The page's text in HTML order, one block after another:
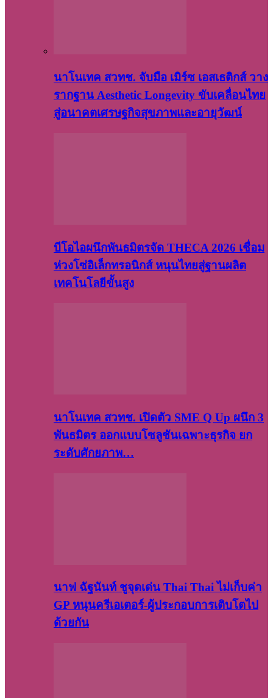
นาโนเทค สวทช. จับมือ เมิร์ซ เอสเธติกส์ วาง
รากฐาน Aesthetic Longevity ขับเคลื่อนไทย
สู่อนาคตเศรษฐกิจสุขภาพและอายุวัฒน์
บีโอไอผนึกพันธมิตรจัด THECA 2026 เชื่อม
ห่วงโซ่อิเล็กทรอนิกส์ หนุนไทยสู่ฐานผลิต
เทคโนโลยีขั้นสูง
นาโนเทค สวทช. เปิดตัว SME Q Up ผนึก 3
พันธมิตร ออกแบบโซลูชันเฉพาะธุรกิจ ยก
ระดับศักยภาพ…
นาฟ ฉัฐนันท์ ชูจุดเด่น Thai Thai ไม่เก็บค่า
GP หนุนครีเอเตอร์-ผู้ประกอบการเติบโตไป
ด้วยกัน